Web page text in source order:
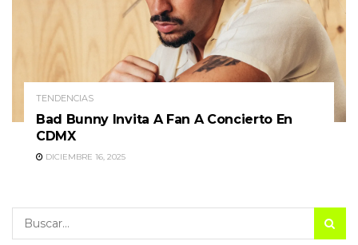
TENDENCIAS
Bad Bunny Invita A Fan A Concierto En
CDMX
DICIEMBRE 16, 2025